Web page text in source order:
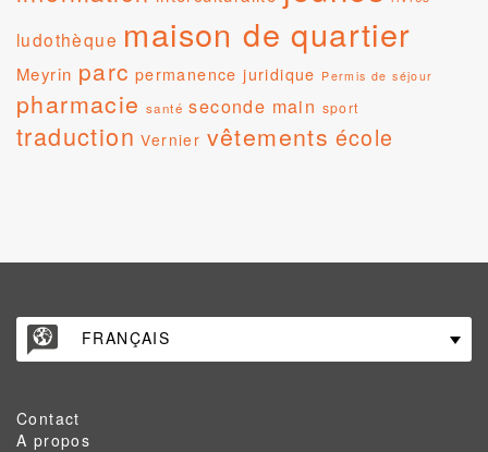
ludothèque maison de quartier
Meyrin parc permanence juridique Permis de séjour
pharmacie santé seconde main sport
traduction Vernier vêtements école
FRANÇAIS
Contact
A propos